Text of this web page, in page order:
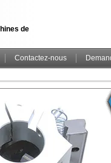
de
Contactez-nous